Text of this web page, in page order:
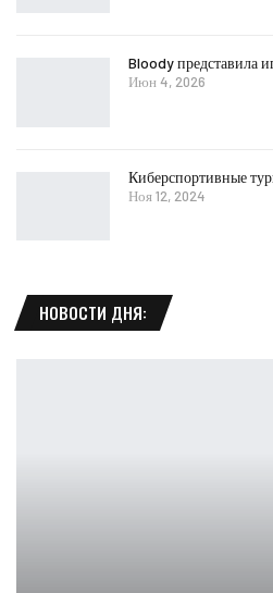
Bloody представила
Июн 4, 2026
Киберспортивные
Ноя 12, 2024
НОВОСТИ ДНЯ: